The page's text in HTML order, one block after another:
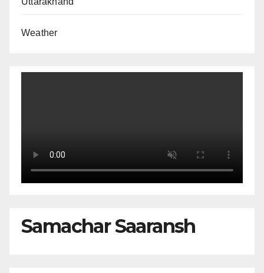
Weather
Samachar Saaransh